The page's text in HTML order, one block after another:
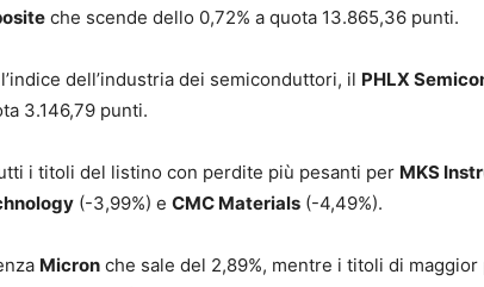
che scende dello 0,72% a quota 13.865,36 punti.
dell’industria dei semiconduttori, il PHLX
3.146,79 punti.
i titoli del listino con perdite più pesanti per MKS
(-3,99%) e CMC Materials (-4,49%).
Micron che sale del 2,89%, mentre i titoli di maggior